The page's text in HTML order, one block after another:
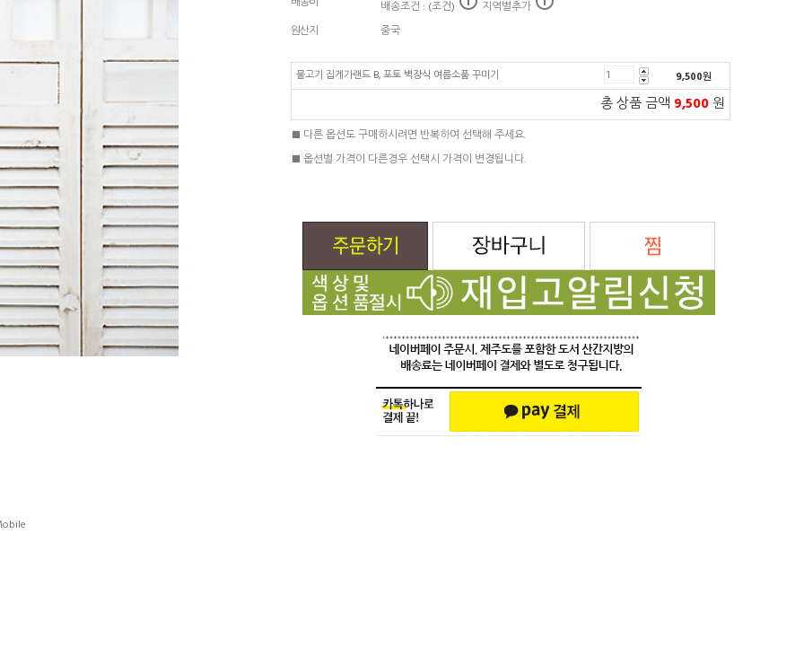
배송조건 : (조건)
지역별추가
원산지
중국
물고기 집게가랜드 B, 포토 벽장식 여름소품 꾸미기 9,500원
총 상품 금액 9,500원
■ 다른 옵션도 구매하시려면 반복하여 선택해 주세요.
■ 옵션별 가격이 다른경우 선택시 가격이 변경됩니다.